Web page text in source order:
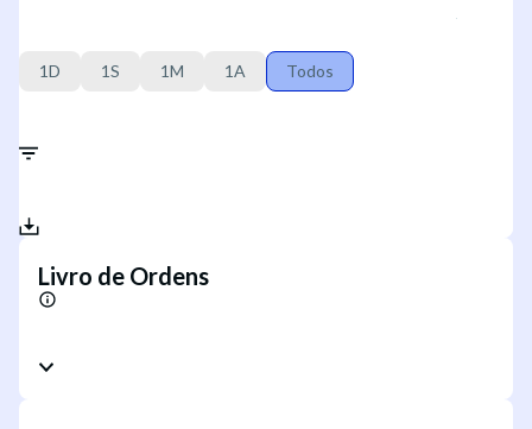
1D 1S 1M 1A Todos
Livro de Ordens